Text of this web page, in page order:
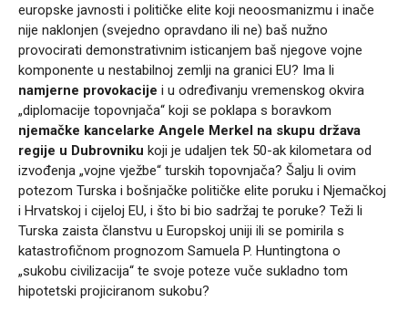
europske javnosti i političke elite koji neoosmanizmu i inače
nije naklonjen (svejedno opravdano ili ne) baš nužno
provocirati demonstrativnim isticanjem baš njegove vojne
komponente u nestabilnoj zemlji na granici EU? Ima li
namjerne provokacije i u određivanju vremenskog okvira
„diplomacije topovnjača“ koji se poklapa s boravkom
njemačke kancelarke Angele Merkel na skupu država
regije u Dubrovniku koji je udaljen tek 50-ak kilometara od
izvođenja „vojne vježbe“ turskih topovnjača? Šalju li ovim
potezom Turska i bošnjačke političke elite poruku i Njemačkoj
i Hrvatskoj i cijeloj EU, i što bi bio sadržaj te poruke? Teži li
Turska zaista članstvu u Europskoj uniji ili se pomirila s
katastrofičnom prognozom Samuela P. Huntingtona o
„sukobu civilizacija“ te svoje poteze vuče sukladno tom
hipotetski projiciranom sukobu?